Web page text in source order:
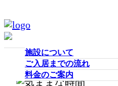
施設について
ご入居までの流れ
料金のご案内